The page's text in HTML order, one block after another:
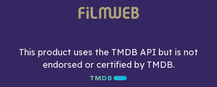
This product uses the TMDB API but is not
endorsed or certified by TMDB.